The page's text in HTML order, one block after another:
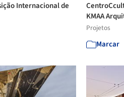
Internacional de
KMAA
Projetos
Marcar